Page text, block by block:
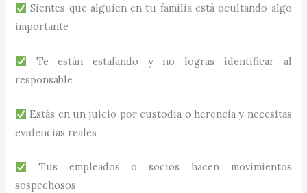
Sientes que alguien en tu familia está ocultando algo
importante
Te están estafando y no logras identificar al
responsable
Estás en un juicio por custodia o herencia y necesitas
evidencias reales
Tus empleados o socios hacen movimientos
sospechosos